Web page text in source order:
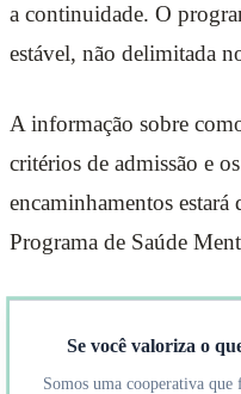
a continuidade. O
estável, não delimitada
A informação sobre
critérios de admissão e
encaminhamentos
Programa de Saúde
Se você valoriza o
Somos uma cooperativa